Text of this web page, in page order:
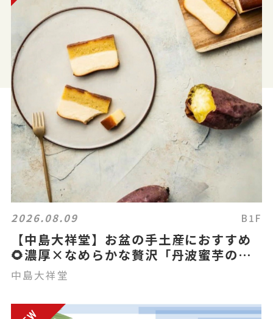
2026.08.09 B1F
【中島大祥堂】お盆の手土産におすすめ
🌻濃厚×なめらかな贅沢「丹波蜜芋のチ
ーズケーキ」
中島大祥堂